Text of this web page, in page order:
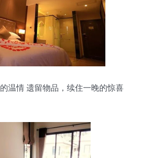
温情 遗留物品，续住一晚的惊喜